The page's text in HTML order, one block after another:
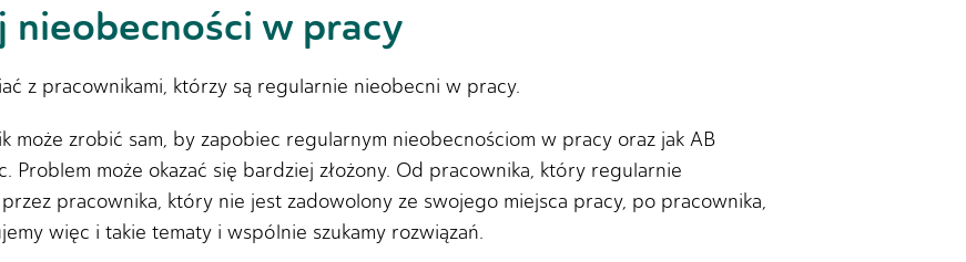
nieobecności w pracy
z pracownikami, którzy są regularnie nieobecni w pracy.
może zrobić sam, by zapobiec regularnym nieobecnościom w pracy oraz jak AB
może okazać się bardziej złożony. Od pracownika, który regularnie
pracownika, który nie jest zadowolony ze swojego miejsca pracy, po pracownika,
więc i takie tematy i wspólnie szukamy rozwiązań.